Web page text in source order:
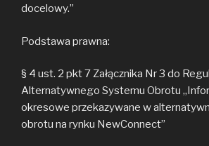
docelowy.”
Podstawa prawna:
§ 4 ust. 2 pkt 7 Załącznika Nr 3 do
Alternatywnego Systemu Obrotu
okresowe przekazywane w
obrotu na rynku NewConnect”